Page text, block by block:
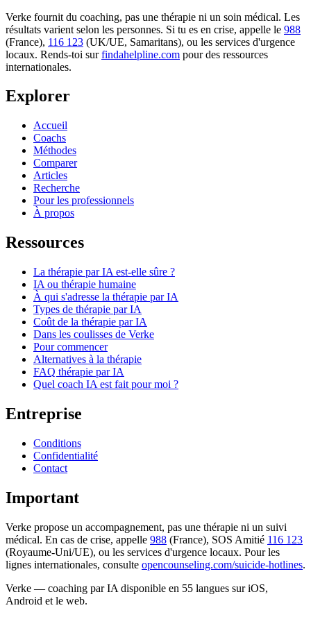
Verke fournit du coaching, pas une thérapie ni un soin médical. Les
résultats varient selon les personnes. Si tu es en crise, appelle le 988
(France), 116 123 (UK/UE, Samaritans), ou les services d'urgence
locaux. Rends-toi sur findahelpline.com pour des ressources
internationales.
Explorer
Accueil
Coachs
Méthodes
Comparer
Articles
Recherche
Pour les professionnels
À propos
Ressources
La thérapie par IA est-elle sûre ?
IA ou thérapie humaine
À qui s'adresse la thérapie par IA
Types de thérapie par IA
Coût de la thérapie par IA
Dans les coulisses de Verke
Pour commencer
Alternatives à la thérapie
FAQ thérapie par IA
Quel coach IA est fait pour moi ?
Entreprise
Conditions
Confidentialité
Contact
Important
Verke propose un accompagnement, pas une thérapie ni un suivi
médical. En cas de crise, appelle 988 (France), SOS Amitié 116 123
(Royaume-Uni/UE), ou les services d'urgence locaux. Pour les
lignes internationales, consulte opencounseling.com/suicide-hotlines.
Verke — coaching par IA disponible en 55 langues sur iOS,
Android et le web.